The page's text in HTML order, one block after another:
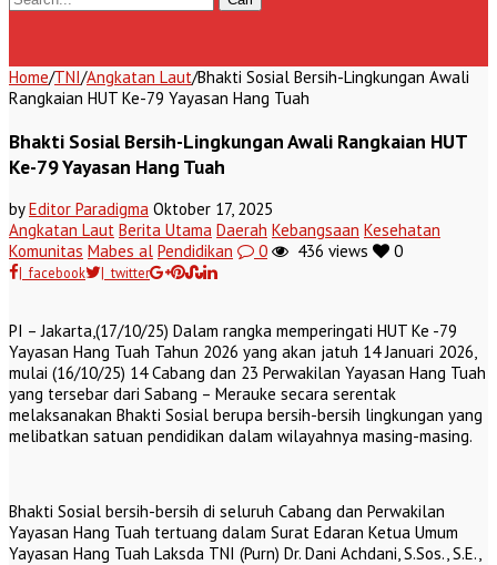
Home/TNI/Angkatan Laut/Bhakti Sosial Bersih-Lingkungan Awali
Rangkaian HUT Ke-79 Yayasan Hang Tuah
Bhakti Sosial Bersih-Lingkungan Awali Rangkaian HUT
Ke-79 Yayasan Hang Tuah
byEditor Paradigma Oktober 17, 2025
Angkatan Laut Berita Utama Daerah Kebangsaan Kesehatan
Komunitas Mabes al Pendidikan 0 436 views 0
| facebook | twitter
PI – Jakarta,(17/10/25) Dalam rangka memperingati HUT Ke -79
Yayasan Hang Tuah Tahun 2026 yang akan jatuh 14 Januari 2026,
mulai (16/10/25) 14 Cabang dan 23 Perwakilan Yayasan Hang Tuah
yang tersebar dari Sabang – Merauke secara serentak
melaksanakan Bhakti Sosial berupa bersih-bersih lingkungan yang
melibatkan satuan pendidikan dalam wilayahnya masing-masing.
Bhakti Sosial bersih-bersih di seluruh Cabang dan Perwakilan
Yayasan Hang Tuah tertuang dalam Surat Edaran Ketua Umum
Yayasan Hang Tuah Laksda TNI (Purn) Dr. Dani Achdani, S.Sos., S.E.,